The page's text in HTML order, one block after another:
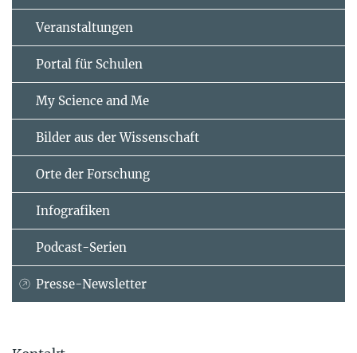
Veranstaltungen
Portal für Schulen
My Science and Me
Bilder aus der Wissenschaft
Orte der Forschung
Infografiken
Podcast-Serien
Presse-Newsletter